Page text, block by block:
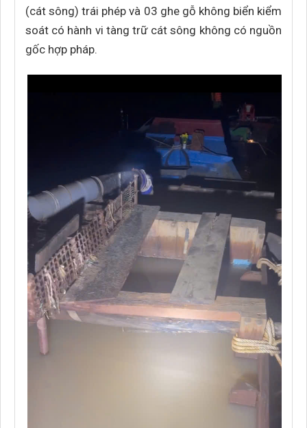
(cát sông) trái phép và 03 ghe gỗ không biển kiểm
soát có hành vi tàng trữ cát sông không có nguồn
gốc hợp pháp.